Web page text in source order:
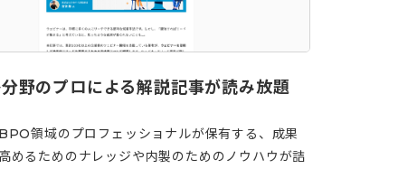
野のプロによる解説記事が読み放題
領域のプロフェッショナルが保有する、成果
めるためのナレッジや内製のためのノウハウが詰